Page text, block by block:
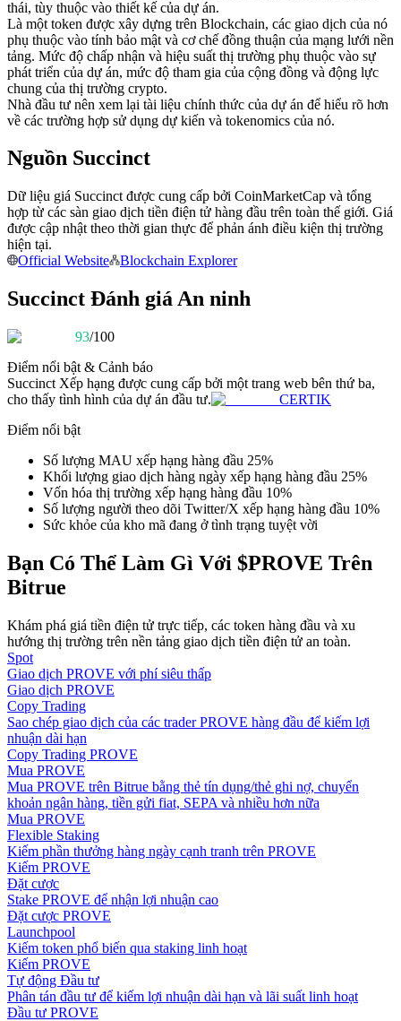
Tận hưởng chia sẻ lợi nhuận và hoa hồng giao dịch sao chép
Thông tin
Phân tích dữ liệu lớn bao gồm thông tin giao dịch, v.v.
Hướng dẫn giao dịch Spot
Chiến lược giao dịch
Học cách duy trì lợi nhuận
Earn
thái, tùy thuộc vào thiết kế của dự án.
Là một token được xây dựng trên Blockchain, các giao dịch của nó
phụ thuộc vào tính bảo mật và cơ chế đồng thuận của mạng lưới nền
tảng. Mức độ chấp nhận và hiệu suất thị trường phụ thuộc vào sự
phát triển của dự án, mức độ tham gia của cộng đồng và động lực
chung của thị trường crypto.
Nhà đầu tư nên xem lại tài liệu chính thức của dự án để hiểu rõ hơn
về các trường hợp sử dụng dự kiến và tokenomics của nó.
Nguồn Succinct
Dữ liệu giá Succinct được cung cấp bởi CoinMarketCap và tổng
hợp từ các sàn giao dịch tiền điện tử hàng đầu trên toàn thế giới. Giá
được cập nhật theo thời gian thực để phản ánh điều kiện thị trường
hiện tại.
Official Website
Blockchain Explorer
Succinct Đánh giá An ninh
93/100
Điểm nổi bật & Cảnh báo
Succinct Xếp hạng được cung cấp bởi một trang web bên thứ ba,
cho thấy tình hình của dự án đầu tư.
CERTIK
Điểm nổi bật
Số lượng MAU xếp hạng hàng đầu 25%
Khối lượng giao dịch hàng ngày xếp hạng hàng đầu 25%
Vốn hóa thị trường xếp hạng hàng đầu 10%
Số lượng người theo dõi Twitter/X xếp hạng hàng đầu 10%
Sức khỏe của kho mã đang ở tình trạng tuyệt vời
Bạn Có Thể Làm Gì Với $PROVE Trên
Bitrue
Khám phá giá tiền điện tử trực tiếp, các token hàng đầu và xu
hướng thị trường trên nền tảng giao dịch tiền điện tử an toàn.
Spot
Giao dịch PROVE với phí siêu thấp
Giao dịch PROVE
Copy Trading
Sao chép giao dịch của các trader PROVE hàng đầu để kiếm lợi
nhuận dài hạn
Copy Trading PROVE
Mua PROVE
Mua PROVE trên Bitrue bằng thẻ tín dụng/thẻ ghi nợ, chuyển
khoản ngân hàng, tiền gửi fiat, SEPA và nhiều hơn nữa
Mua PROVE
Flexible Staking
Kiếm phần thưởng hàng ngày cạnh tranh trên PROVE
Kiếm PROVE
Đặt cược
Stake PROVE để nhận lợi nhuận cao
Đặt cược PROVE
Launchpool
Kiếm token phổ biến qua staking linh hoạt
Kiếm PROVE
Tự động Đầu tư
Phân tán đầu tư để kiếm lợi nhuận dài hạn và lãi suất linh hoạt
Đầu tư PROVE